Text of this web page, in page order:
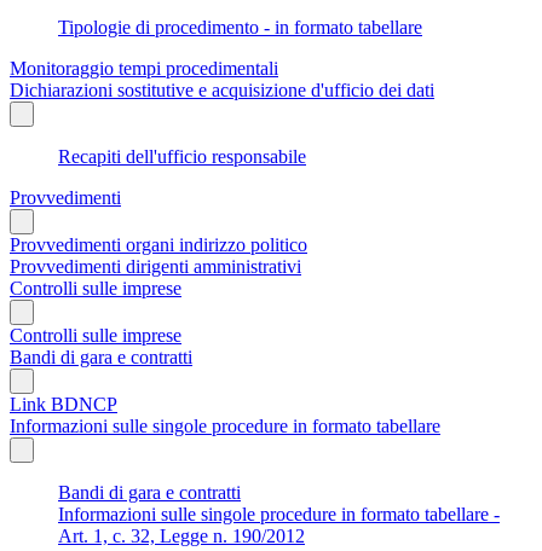
Tipologie di procedimento - in formato tabellare
Monitoraggio tempi procedimentali
Dichiarazioni sostitutive e acquisizione d'ufficio dei dati
Recapiti dell'ufficio responsabile
Provvedimenti
Provvedimenti organi indirizzo politico
Provvedimenti dirigenti amministrativi
Controlli sulle imprese
Controlli sulle imprese
Bandi di gara e contratti
Link BDNCP
Informazioni sulle singole procedure in formato tabellare
Bandi di gara e contratti
Informazioni sulle singole procedure in formato tabellare -
Art. 1, c. 32, Legge n. 190/2012